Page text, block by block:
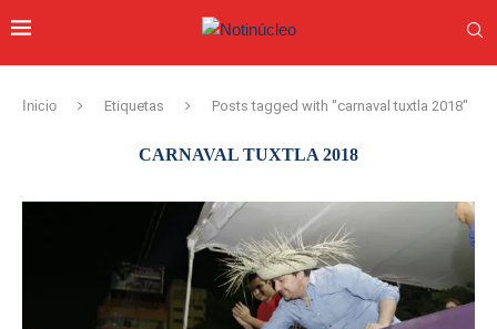
Inicio Etiquetas Posts tagged with "carnaval tuxtla 2018"
CARNAVAL TUXTLA 2018